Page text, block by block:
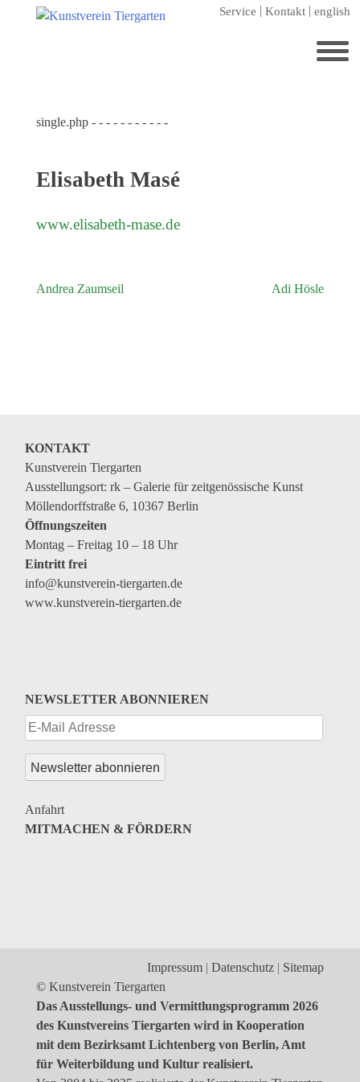
Service Kontakt english
Startseite
Förderer
Jahresgaben
Vermittlung
aktuelle Projekte
Anfrage
Archiv
Archivübersicht
Ausstellungen
Künstler*innen
Genres
Veranstaltungsformate
single.php - - - - - - - - - - -
Elisabeth Masé
www.elisabeth-mase.de
Beitragsnavigation
Andrea Zaumseil Adi Hösle
KONTAKT
Kunstverein Tiergarten
Ausstellungsort: rk – Galerie für zeitgenössische Kunst
Möllendorffstraße 6, 10367 Berlin
Öffnungszeiten
Montag – Freitag 10 – 18 Uhr
Eintritt frei
info@kunstverein-tiergarten.de
www.kunstverein-tiergarten.de
NEWSLETTER ABONNIEREN
Anfahrt
MITMACHEN & FÖRDERN
Impressum Datenschutz
Sitemap
© Kunstverein Tiergarten
Das Ausstellungs- und Vermittlungsprogramm 2026
des Kunstvereins Tiergarten wird in Kooperation
mit dem Bezirksamt Lichtenberg von Berlin, Amt
für Weiterbildung und Kultur realisiert.